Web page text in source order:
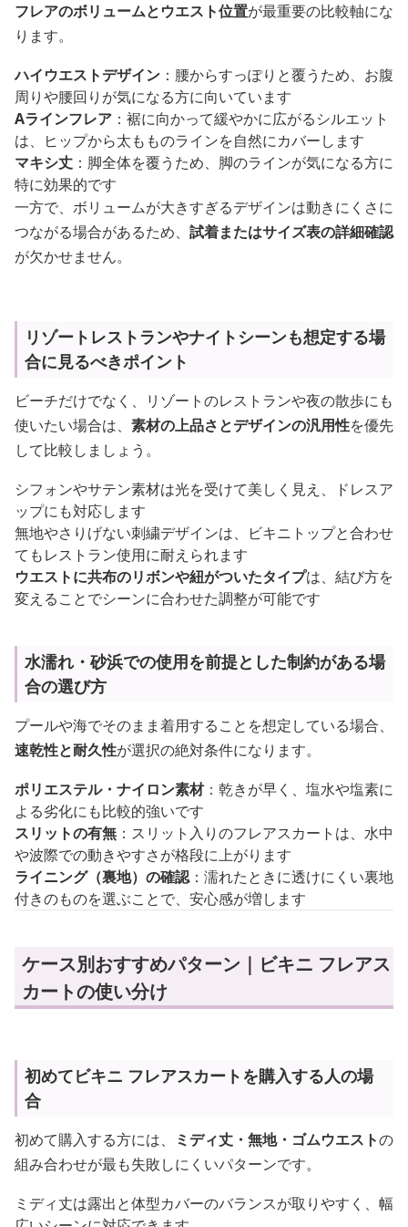
フレアのボリュームとウエスト位置が最重要の比較軸にな
ります。
ハイウエストデザイン ：腰からすっぽりと覆うため、お腹
周りや腰回りが気になる方に向いています
Aラインフレア ：裾に向かって緩やかに広がるシルエット
は、ヒップから太もものラインを自然にカバーします
マキシ丈 ：脚全体を覆うため、脚のラインが気になる方に
特に効果的です
一方で、ボリュームが大きすぎるデザインは動きにくさに
つながる場合があるため、 試着またはサイズ表の詳細確認
が欠かせません。
リゾートレストランやナイトシーンも想定する場
合に見るべきポイント
ビーチだけでなく、リゾートのレストランや夜の散歩にも
使いたい場合は、 素材の上品さとデザインの汎用性を優先
して比較しましょう。
シフォンやサテン素材は光を受けて美しく見え、ドレスア
ップにも対応します
無地やさりげない刺繍デザインは、ビキニトップと合わせ
てもレストラン使用に耐えられます
ウエストに共布のリボンや紐がついたタイプは、結び方を
変えることでシーンに合わせた調整が可能です
水濡れ・砂浜での使用を前提とした制約がある場
合の選び方
プールや海でそのまま着用することを想定している場合、
速乾性と耐久性が選択の絶対条件になります。
ポリエステル・ナイロン素材：乾きが早く、塩水や塩素に
よる劣化にも比較的強いです
スリットの有無 ：スリット入りのフレアスカートは、水中
や波際での動きやすさが格段に上がります
ライニング（裏地）の確認：濡れたときに透けにくい裏地
付きのものを選ぶことで、安心感が増します
ケース別おすすめパターン｜ビキニ フレアス
カートの使い分け
初めてビキニ フレアスカートを購入する人の場
合
初めて購入する方には、 ミディ丈・無地・ゴムウエストの
組み合わせが最も失敗しにくいパターンです。
ミディ丈は露出と体型カバーのバランスが取りやすく、幅